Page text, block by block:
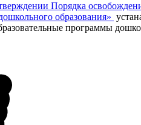
Порядка
образования»
программы